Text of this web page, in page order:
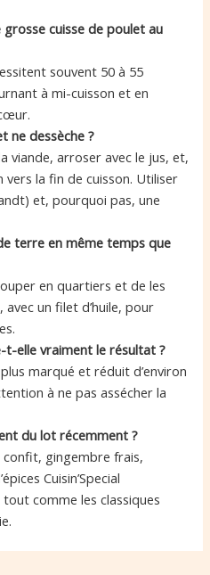
cuisse de poulet au
souvent 50 à 55
à mi-cuisson et en
ne dessèche ?
viande, arroser avec le jus, et,
vers la fin de cuisson. Utiliser
et, pourquoi pas, une
terre en même temps que
en quartiers et de les
un filet d’huile, pour
t-elle vraiment le résultat ?
marqué et réduit d’environ
à ne pas assécher la
du lot récemment ?
confit, gingembre frais,
Cuisin’Special
comme les classiques